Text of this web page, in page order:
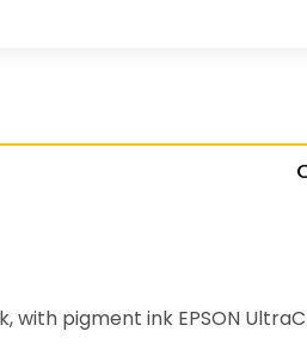
pigment ink EPSON